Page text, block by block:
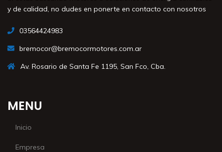
y de calidad, no dudes en ponerte en contacto con nosotros
03564424983
bremocor@bremocormotores.com.ar
Av. Rosario de Santa Fe 1195, San Fco, Cba.
MENU
Inicio
Empresa